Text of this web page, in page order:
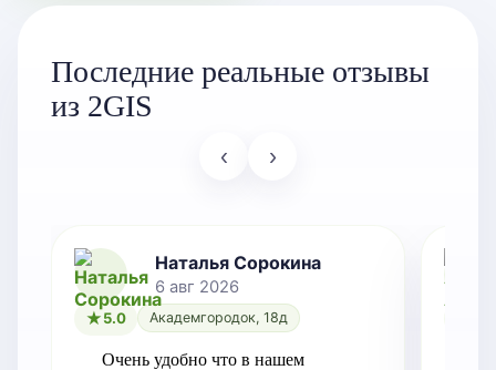
Последние реальные отзывы
из 2GIS
‹ ›
Наталья Сорокина
6 авг 2026
5.0 Академгородок, 18д
Очень удобно что в нашем